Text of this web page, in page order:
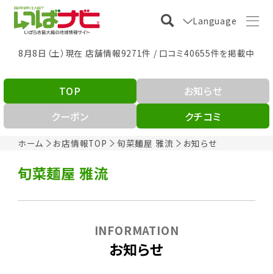
Language
8月8日（土）現在 店舗情報9271件 / 口コミ40655件を掲載中
ホーム お店情報TOP 旬菜麺屋 雅流 お知らせ
TOP
お知らせ
クーポン
クチコミ
旬菜麺屋 雅流
お知らせ
INFORMATION